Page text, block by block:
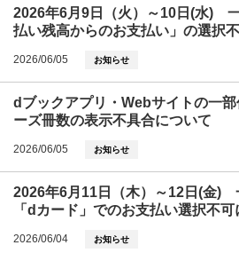
2026年6月9日（火）～10日(水)
払い残高からのお支払い」の選択
2026/06/05 お知らせ
dブックアプリ・Webサイトの一部
ーズ冊数の表示不具合について
2026/06/05 お知らせ
2026年6月11日（木）～12日(金)
「dカード」でのお支払い選択不可
2026/06/04 お知らせ